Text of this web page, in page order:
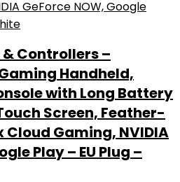
Controllers –
Handheld,
with Long Battery
Screen, Feather-
Cloud Gaming, NVIDIA
Play – EU Plug –